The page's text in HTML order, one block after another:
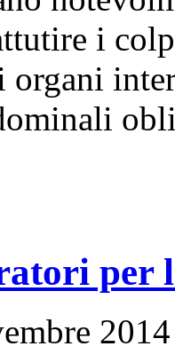
i
organi
per
2014